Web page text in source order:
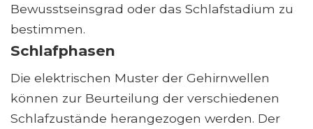
Bewusstseinsgrad oder das Schlafstadium zu
bestimmen.
Schlafphasen
Die elektrischen Muster der Gehirnwellen
können zur Beurteilung der verschiedenen
Schlafzustände herangezogen werden. Der